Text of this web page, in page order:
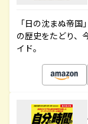
「日の沈まぬ帝
の歴史をたどり、
イド。